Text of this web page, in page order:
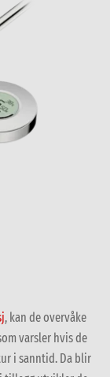
, kan de overvåke
varsler hvis de
i sanntid. Da blir